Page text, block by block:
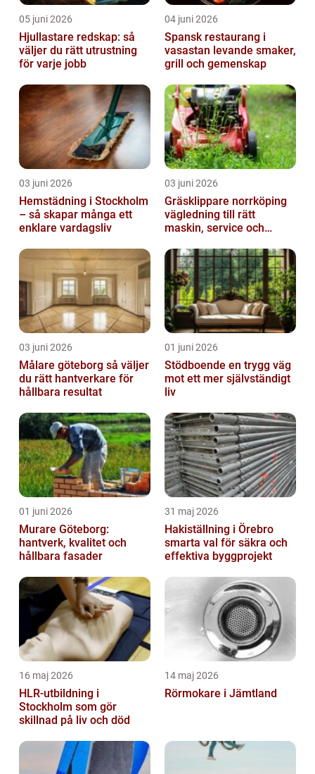
05 juni 2026
Hjullastare redskap: så
väljer du rätt utrustning
för varje jobb
04 juni 2026
Spansk restaurang i
vasastan levande smaker,
grill och gemenskap
03 juni 2026
Hemstädning i Stockholm
– så skapar många ett
enklare vardagsliv
03 juni 2026
Gräsklippare norrköping
vägledning till rätt
maskin, service och
03 juni 2026
Målare göteborg så väljer
du rätt hantverkare för
hållbara resultat
01 juni 2026
Stödboende en trygg väg
mot ett mer självständigt
liv
01 juni 2026
Murare Göteborg:
hantverk, kvalitet och
hållbara fasader
31 maj 2026
Hakiställning i Örebro
smarta val för säkra och
effektiva byggprojekt
16 maj 2026
HLR-utbildning i
Stockholm som gör
skillnad på liv och död
14 maj 2026
Rörmokare i Jämtland